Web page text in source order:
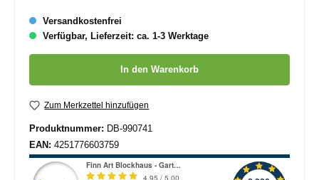
Versandkostenfrei
Verfügbar, Lieferzeit: ca. 1-3 Werktage
In den Warenkorb
Zum Merkzettel hinzufügen
Produktnummer: DB-990741
EAN: 4251776603759